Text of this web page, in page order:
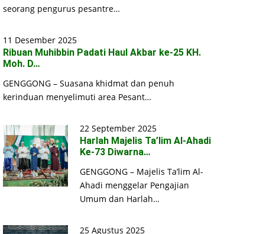
seorang pengurus pesantre…
11 Desember 2025
Ribuan Muhibbin Padati Haul Akbar ke-25 KH.
Moh. D…
GENGGONG – Suasana khidmat dan penuh
kerinduan menyelimuti area Pesant…
22 September 2025
Harlah Majelis Ta’lim Al-Ahadi
Ke-73 Diwarna…
GENGGONG – Majelis Ta’lim Al-
Ahadi menggelar Pengajian
Umum dan Harlah…
25 Agustus 2025